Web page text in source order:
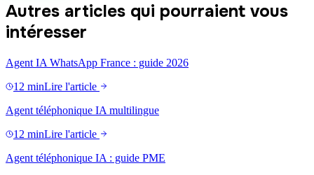
Autres articles qui pourraient vous
intéresser
Agent IA WhatsApp France : guide 2026
12 minLire l'article
Agent téléphonique IA multilingue
12 minLire l'article
Agent téléphonique IA : guide PME